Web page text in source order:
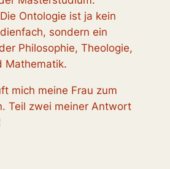
Ontologie ist ja kein
sondern ein
Philosophie, Theologie,
Mathematik.
mich meine Frau zum
Teil zwei meiner Antwort